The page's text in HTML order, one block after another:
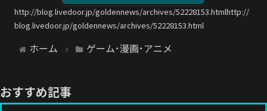
http://blog.livedoor.jp/goldennews/archives/52228153.htmlhttp://
blog.livedoor.jp/goldennews/archives/52228153.html
ホーム ゲーム･漫画･アニメ
おすすめ記事